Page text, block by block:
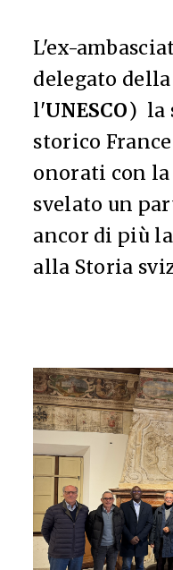
L'ex-
delegato
l'UNESCO) la
storico
onorati con
svelato un
ancor di più
alla Storia